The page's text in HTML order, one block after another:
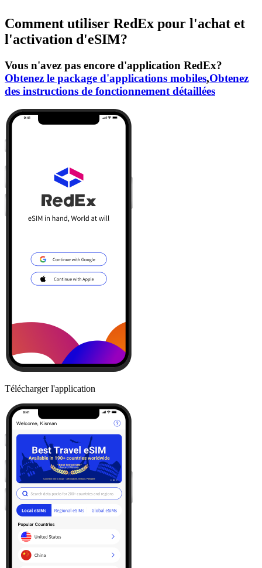
Comment utiliser RedEx pour l'achat et
l'activation d'eSIM?
Vous n'avez pas encore d'application RedEx?
Obtenez le package d'applications mobiles,Obtenez
des instructions de fonctionnement détaillées
Télécharger l'application